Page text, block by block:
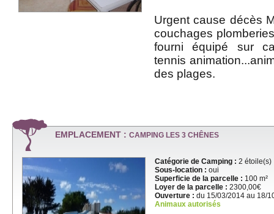
Urgent cause décès
couchages
fourni équipé sur
tennis
des plages.
EMPLACEMENT : CAMPING LES 3 CHÊNES
Catégorie de Camping : 2 étoile(s)
Sous-location : oui
Superficie de la parcelle : 100 m²
Loyer de la parcelle : 2300,00€
Ouverture : du 15/03/2014 au 18/
Animaux autorisés